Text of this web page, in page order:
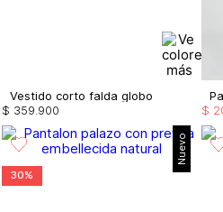
Vestido corto falda globo
$ 359 900 $
Nuevo
30%